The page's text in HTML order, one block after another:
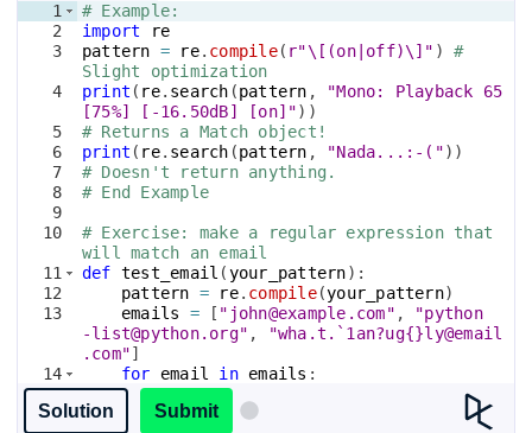
1
2
3
4
5
6
7
8
9
10
11
12
13
14
15
# Example:
import
re
pattern = re. compile( r"\[(on|off)\]" )
#
Slight optimization
print ( re. search (pattern ,
"Mono: Playback 65
[75%] [-16.50dB] [on]"))
# Returns a Match object!
print ( re. search (pattern , "Nada...:-("))
# Doesn't return anything.
# End Example
# Exercise: make a regular expression that
will match an email
def test_email (your_pattern) :
pattern = re. compile(your_pattern)
emails
= [ "john@example.com" ,
"python
-list@python.org" ,
"wha.t.`1an?ug{}ly@email
.com"]
for
email in emails :
if not re :
Solution Submit